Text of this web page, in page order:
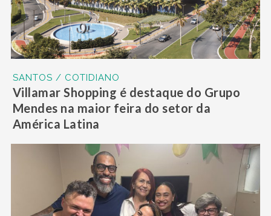
SANTOS / COTIDIANO
Villamar Shopping é destaque do Grupo
Mendes na maior feira do setor da
América Latina